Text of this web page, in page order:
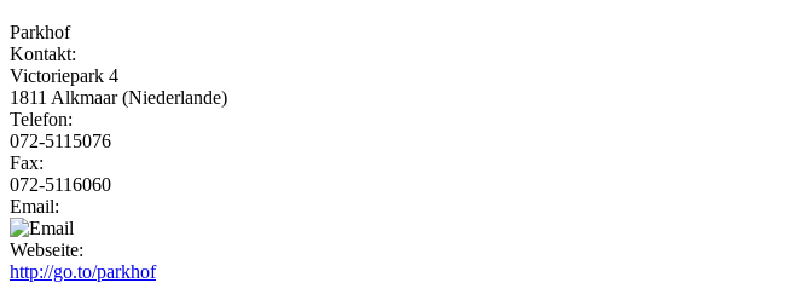
Parkhof
Kontakt:
Victoriepark 4
1811 Alkmaar (Niederlande)
Telefon:
072-5115076
Fax:
072-5116060
Email:
Webseite:
http://go.to/parkhof